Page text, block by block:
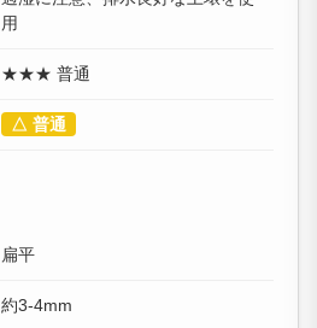
用
★★★ 普通
△ 普通
扁平
約3-4mm